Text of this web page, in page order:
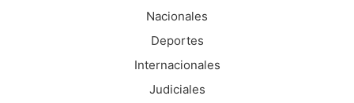
Nacionales
Deportes
Internacionales
Judiciales